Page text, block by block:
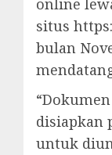
online
situs
bulan
disiapkan
untuk